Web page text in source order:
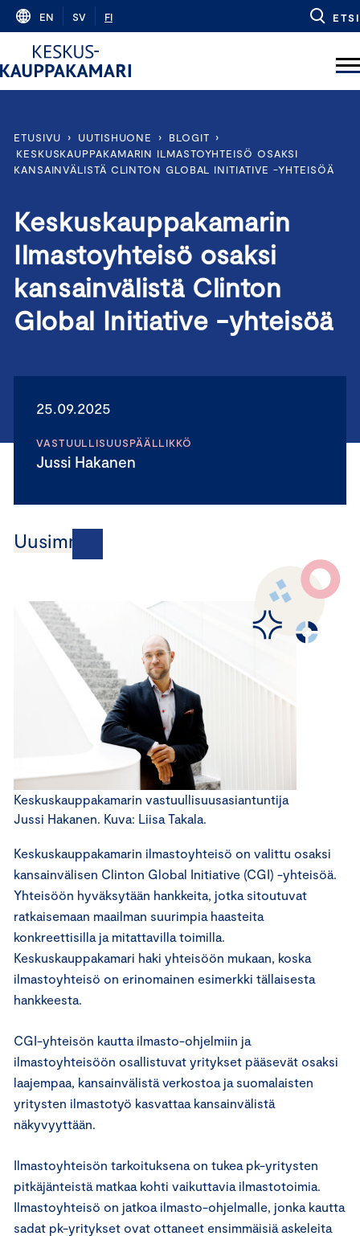
Skip
content
EN SV FI ETSI
ETUSIVU › UUTISHUONE › BLOGIT ›
KESKUSKAUPPAKAMARIN ILMASTOYHTEISÖ OSAKSI
KANSAINVÄLISTÄ CLINTON GLOBAL INITIATIVE -YHTEISÖÄ
Keskuskauppakamarin
Ilmastoyhteisö osaksi
kansainvälistä Clinton
Global Initiative -yhteisöä
25.09.2025
VASTUULLISUUSPÄÄLLIKKÖ
Jussi Hakanen
Uusimmat
Keskuskauppakamarin vastuullisuusasiantuntija
Jussi Hakanen. Kuva: Liisa Takala.
Keskuskauppakamarin ilmastoyhteisö on valittu osaksi
kansainvälisen Clinton Global Initiative (CGI) -yhteisöä.
Yhteisöön hyväksytään hankkeita, jotka sitoutuvat
ratkaisemaan maailman suurimpia haasteita
konkreettisilla ja mitattavilla toimilla.
Keskuskauppakamari haki yhteisöön mukaan, koska
ilmastoyhteisö on erinomainen esimerkki tällaisesta
hankkeesta.
CGI-yhteisön kautta ilmasto-ohjelmiin ja
ilmastoyhteisöön osallistuvat yritykset pääsevät osaksi
laajempaa, kansainvälistä verkostoa ja suomalaisten
yritysten ilmastotyö kasvattaa kansainvälistä
näkyvyyttään.
Ilmastoyhteisön tarkoituksena on tukea pk-yritysten
pitkäjänteistä matkaa kohti vaikuttavia ilmastotoimia.
Ilmastoyhteisö on jatkoa ilmasto-ohjelmalle, jonka kautta
sadat pk-yritykset ovat ottaneet ensimmäisiä askeleita